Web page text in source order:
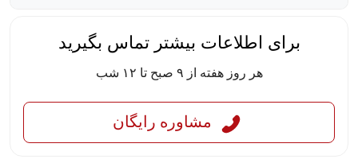
برای اطلاعات بیشتر تماس بگیرید
هر روز هفته از ۹ صبح تا ۱۲ شب
مشاوره رایگان